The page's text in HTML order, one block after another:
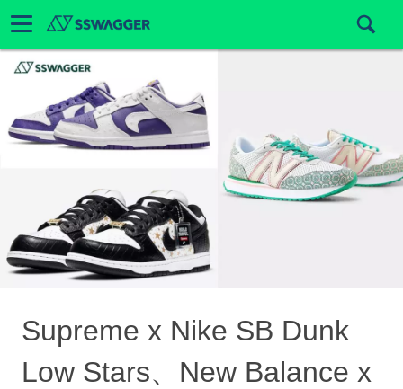
Supreme x Nike SB Dunk
Low Stars、New Balance x